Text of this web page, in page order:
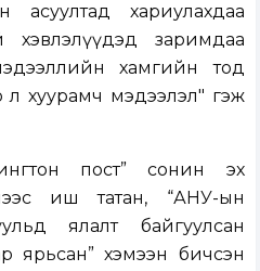
асуултад хариулахдаа
хэвлэлүүдэд заримдаа
хамгийн тод
хуурамч мэдээлэл" гэж
пост” сонин эх
иш татан, “АНУ-ын
ялалт байгуулсан
ярьсан” хэмээн бичсэн